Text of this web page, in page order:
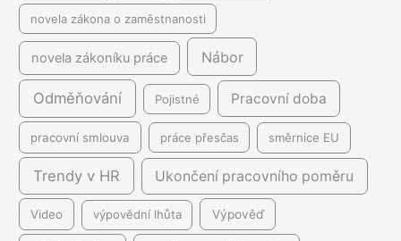
novela zákona o zaměstnanosti
novela zákoníku práce Nábor
Odměňování Pojistné Pracovní doba
pracovní smlouva práce přesčas směrnice EU
Trendy v HR Ukončení pracovního poměru
Video výpovědní lhůta Výpověď